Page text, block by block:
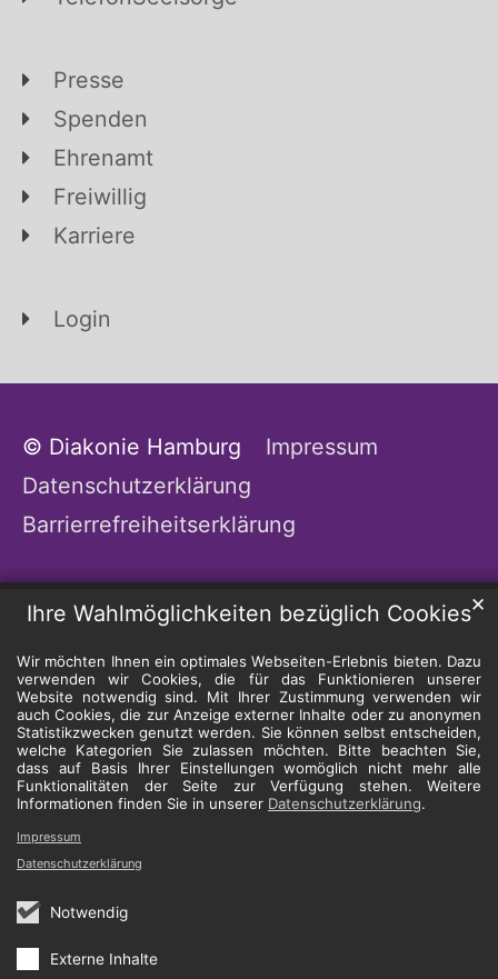
Ihre Wahlmöglichkeiten bezüglich Cookies
Wir möchten Ihnen ein optimales Webseiten-Erlebnis bieten. Dazu
verwenden wir Cookies, die für das Funktionieren unserer
Website notwendig sind. Mit Ihrer Zustimmung verwenden wir
auch Cookies, die zur Anzeige externer Inhalte oder zu anonymen
Statistikzwecken genutzt werden. Sie können selbst entscheiden,
welche Kategorien Sie zulassen möchten. Bitte beachten Sie,
dass auf Basis Ihrer Einstellungen womöglich nicht mehr alle
Funktionalitäten der Seite zur Verfügung stehen. Weitere
Informationen finden Sie in unserer Datenschutzerklärung.
Notwendig
Externe Inhalte
✕
Impressum
Datenschutzerklärung
Presse
Spenden
Ehrenamt
Freiwillig
Karriere
Login
© Diakonie Hamburg
Impressum
Datenschutzerklärung
Barrierrefreiheitserklärung